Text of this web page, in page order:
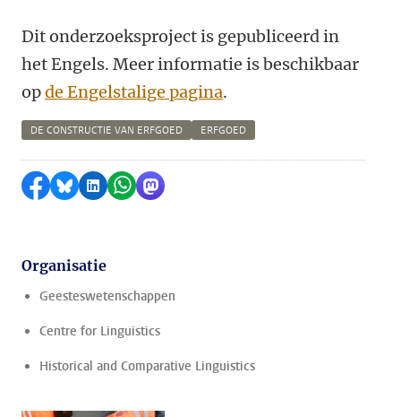
Dit onderzoeksproject is gepubliceerd in
het Engels. Meer informatie is beschikbaar
opde Engelstalige pagina.
DE CONSTRUCTIE VAN ERFGOED ERFGOED
Delen op Facebook
Delen via Bluesky
Delen op LinkedIn
Delen via WhatsApp
Delen via Mastodon
Organisatie
Geesteswetenschappen
Centre for Linguistics
Historical and Comparative Linguistics